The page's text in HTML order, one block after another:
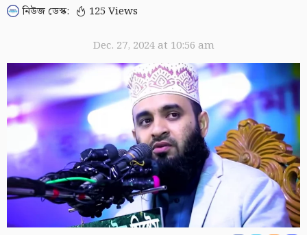
নিউজ ডেস্ক: 125 Views
Dec. 27, 2024 at 10:56 am